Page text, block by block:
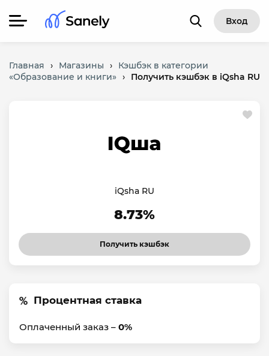
Вход
Главная › Магазины ›
Кэшбэк в категории
«Образование и книги» › Получить кэшбэк в iQsha RU
iQsha RU
8.73%
Получить кэшбэк
Процентная ставка
Оплаченный заказ – 0%